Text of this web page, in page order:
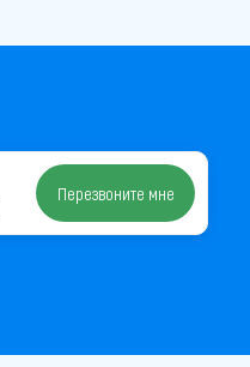
Перезвоните мне